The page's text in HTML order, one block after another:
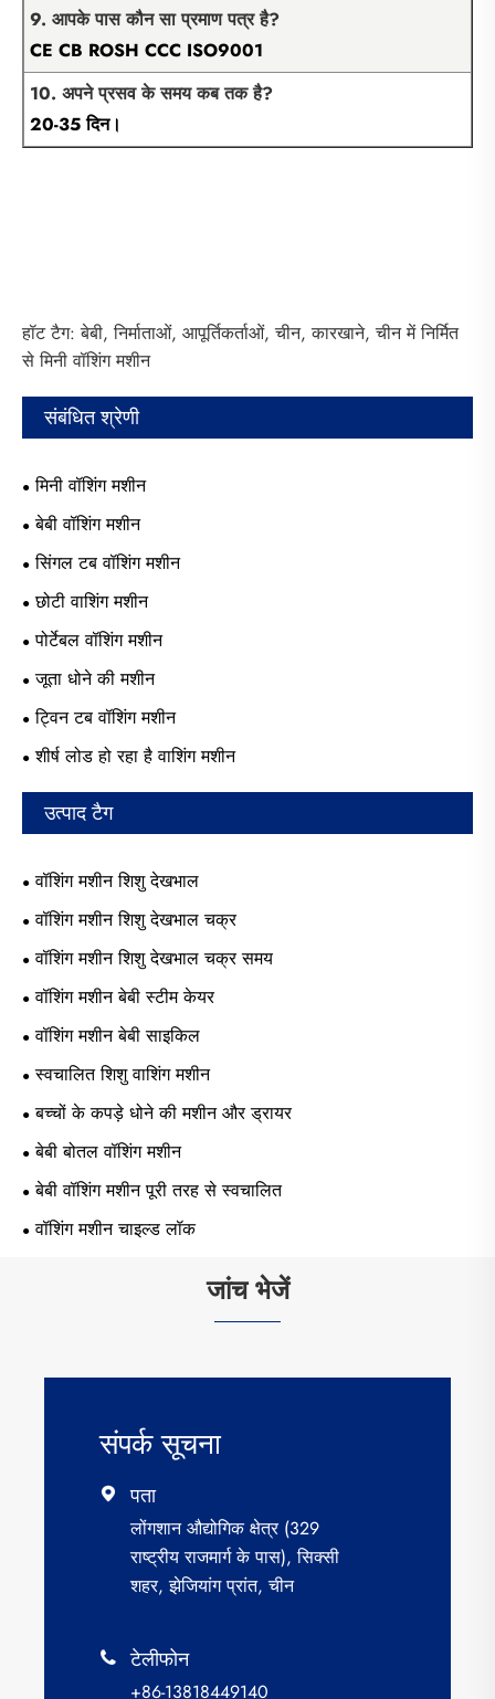
9. आपके पास कौन सा प्रमाण पत्र है?
CE CB ROSH CCC ISO9001
10. अपने प्रसव के समय कब तक है?
20-35 दिन।
हॉट टैग: बेबी, निर्माताओं, आपूर्तिकर्ताओं, चीन, कारखाने, चीन में निर्मित
से मिनी वॉशिंग मशीन
संबंधित श्रेणी
मिनी वॉशिंग मशीन
बेबी वॉशिंग मशीन
सिंगल टब वॉशिंग मशीन
छोटी वाशिंग मशीन
पोर्टेबल वॉशिंग मशीन
जूता धोने की मशीन
ट्विन टब वॉशिंग मशीन
शीर्ष लोड हो रहा है वाशिंग मशीन
उत्पाद टैग
वॉशिंग मशीन शिशु देखभाल
वॉशिंग मशीन शिशु देखभाल चक्र
वॉशिंग मशीन शिशु देखभाल चक्र समय
वॉशिंग मशीन बेबी स्टीम केयर
वॉशिंग मशीन बेबी साइकिल
स्वचालित शिशु वाशिंग मशीन
बच्चों के कपड़े धोने की मशीन और ड्रायर
बेबी बोतल वॉशिंग मशीन
बेबी वॉशिंग मशीन पूरी तरह से स्वचालित
वॉशिंग मशीन चाइल्ड लॉक
जांच भेजें
संपर्क सूचना
 पता
लोंगशान औद्योगिक क्षेत्र (329
राष्ट्रीय राजमार्ग के पास), सिक्सी
शहर, झेजियांग प्रांत, चीन
 टेलीफोन
+86-13818449140